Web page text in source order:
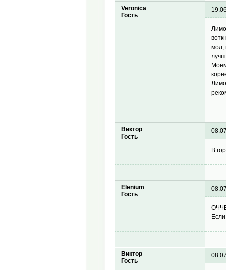
Veronica
Гость
мол,
Виктор
Гость
В
Elenium
Гость
Виктор
Гость